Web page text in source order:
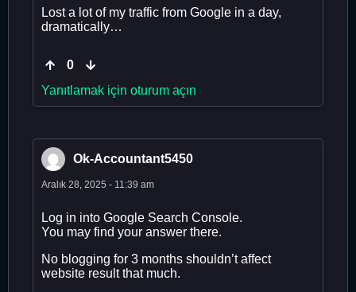
Lost a lot of my traffic from Google in a day,
dramatically…
0
Yanıtlamak için oturum açın
Ok-Accountant5450
Aralık 28, 2025 - 11:39 am
Log in into Google Search Console.
You may find your answer there.
No blogging for 3 months shouldn’t affect
website result that much.